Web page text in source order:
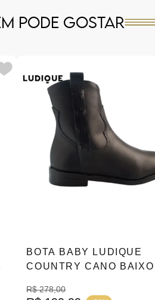
pode gostar
BOTA BABY LUDIQUE
COUNTRY CANO BAIXO
R$ 278,00